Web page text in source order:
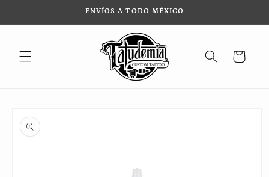
al contenido
ENVÍOS A TODO MÉXICO
Carrito
a la
información